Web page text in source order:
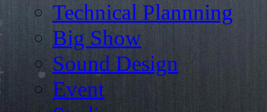
Technical Plannning
Big Show
Sound Design
Event